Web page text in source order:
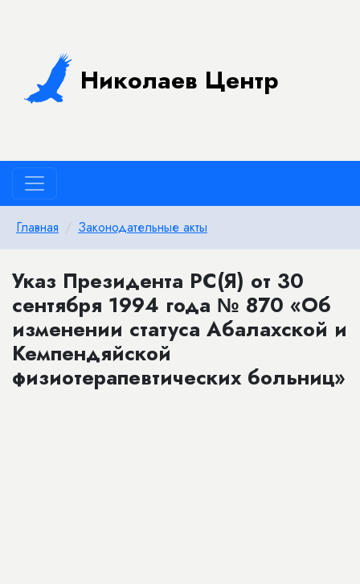
Николаев Центр
Главная Законодательные акты
Указ Президента РС(Я) от 30
сентября 1994 года № 870 «Об
изменении статуса Абалахской и
Кемпендяйской
физиотерапевтических больниц»